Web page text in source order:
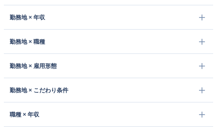
勤務地 × 年収
勤務地 × 職種
勤務地 × 雇用形態
勤務地 × こだわり条件
職種 × 年収